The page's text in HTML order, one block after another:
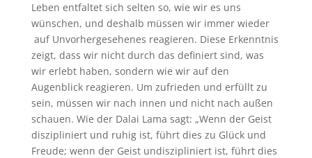
Leben entfaltet sich selten so, wie wir es uns
wünschen, und deshalb müssen wir immer wieder
auf Unvorhergesehenes reagieren. Diese Erkenntnis
zeigt, dass wir nicht durch das definiert sind, was
wir erlebt haben, sondern wie wir auf den
Augenblick reagieren. Um zufrieden und erfüllt zu
sein, müssen wir nach innen und nicht nach außen
schauen. Wie der Dalai Lama sagt: „Wenn der Geist
diszipliniert und ruhig ist, führt dies zu Glück und
Freude; wenn der Geist undiszipliniert ist, führt dies